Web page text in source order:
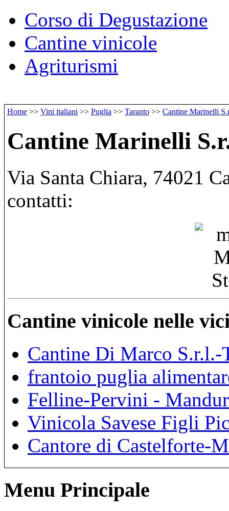
Corso di Degustazione
Cantine vinicole
Agriturismi
Home >> Vini italiani >> Puglia >> Taranto >> Cantine Marinelli
Cantine Marinelli
Via Santa Chiara, 74021
contatti:
Cantine vinicole nelle
Cantine Di Marco S.r.l.-
frantoio puglia
Felline-Pervini -
Vinicola Savese Figli
Cantore di Castelforte-
Menu Principale